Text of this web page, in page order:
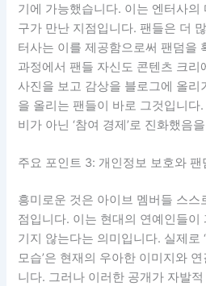
기에 가능했습니다. 이는 엔터사의
구가 만난 지점입니다. 팬들은 더
터사는 이를 제공함으로써 팬덤을
과정에서 팬들 자신도 콘텐츠 크리
사진을 보고 감상을 블로그에 올
을 올리는 팬들이 바로 그것입니다
비가 아닌 ‘참여 경제’로 진화했음
주요 포인트 3: 개인정보 보호와 팬
흥미로운 것은 아이브 멤버들 스스
점입니다. 이는 현대의 연예인들이
기지 않는다는 의미입니다. 실제로
모습’은 현재의 우아한 이미지와
니다. 그러나 이러한 공개가 자발